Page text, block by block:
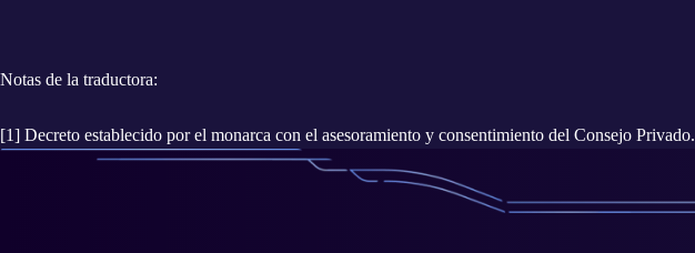
Notas de la traductora:
[1] Decreto establecido por el monarca con el asesoramiento y consentimiento del Consejo Privado.